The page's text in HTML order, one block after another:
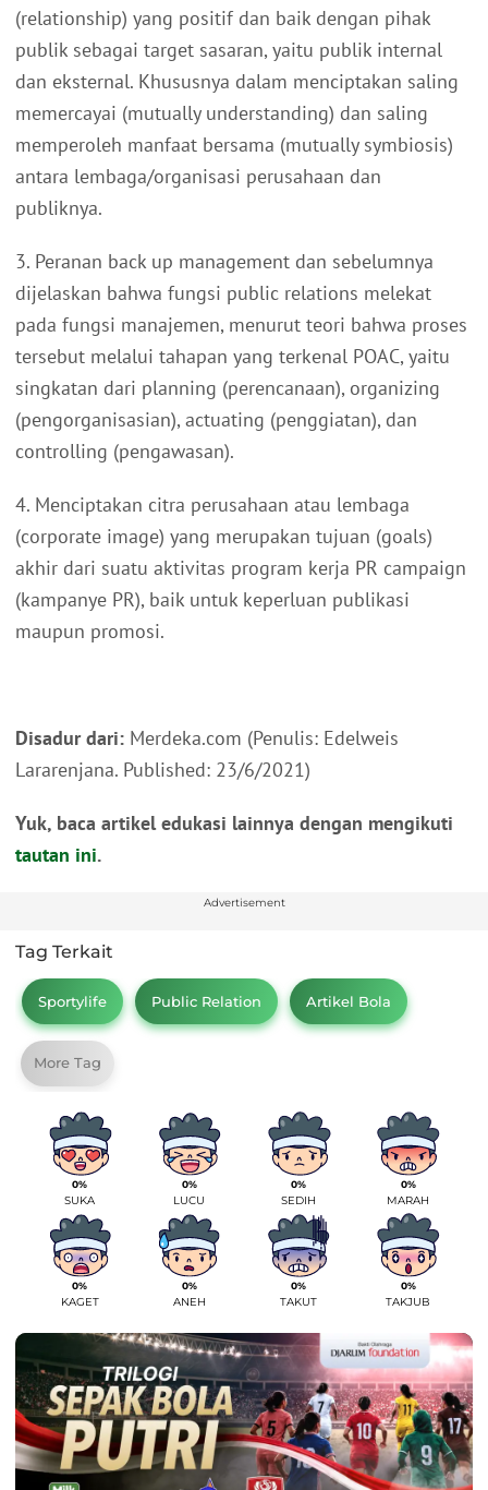
(relationship) yang positif dan baik dengan pihak
publik sebagai target sasaran, yaitu publik internal
dan eksternal. Khususnya dalam menciptakan saling
memercayai (mutually understanding) dan saling
memperoleh manfaat bersama (mutually symbiosis)
antara lembaga/organisasi perusahaan dan
publiknya.
3. Peranan back up management dan sebelumnya
dijelaskan bahwa fungsi public relations melekat
pada fungsi manajemen, menurut teori bahwa proses
tersebut melalui tahapan yang terkenal POAC, yaitu
singkatan dari planning (perencanaan), organizing
(pengorganisasian), actuating (penggiatan), dan
controlling (pengawasan).
4. Menciptakan citra perusahaan atau lembaga
(corporate image) yang merupakan tujuan (goals)
akhir dari suatu aktivitas program kerja PR campaign
(kampanye PR), baik untuk keperluan publikasi
maupun promosi.
Disadur dari: Merdeka.com (Penulis: Edelweis
Lararenjana. Published: 23/6/2021)
Yuk, baca artikel edukasi lainnya dengan mengikuti
tautan ini.
Advertisement
Tag Terkait
Sportylife Public Relation Artikel Bola
More Tag
0%
SUKA
0%
LUCU
0%
SEDIH
0%
MARAH
0%
KAGET
0%
ANEH
0%
TAKUT
0%
TAKJUB